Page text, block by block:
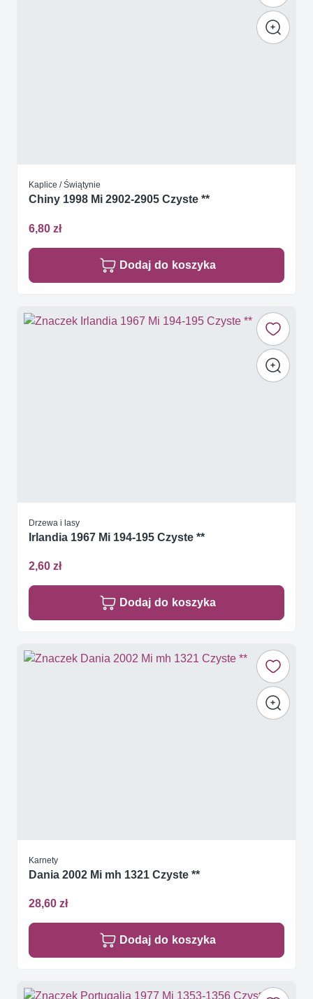
Kaplice / Świątynie
Chiny 1998 Mi 2902-2905 Czyste **
6,80 zł
Dodaj do koszyka
Drzewa i lasy
Irlandia 1967 Mi 194-195 Czyste **
2,60 zł
Dodaj do koszyka
Karnety
Dania 2002 Mi mh 1321 Czyste **
28,60 zł
Dodaj do koszyka